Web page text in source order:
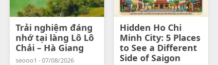
Trải nghiệm đáng
nhớ tại làng Lô Lô
Chải – Hà Giang
seooo1 - 07/08/2026
Hidden Ho Chi
Minh City: 5 Places
to See a Different
Side of Saigon